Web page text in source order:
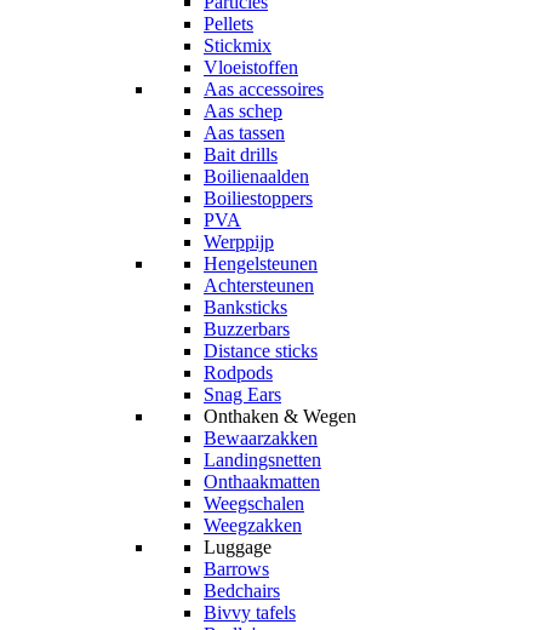
Pellets
Stickmix
Vloeistoffen
Aas accessoires
Aas schep
Aas tassen
Bait drills
Boilienaalden
Boiliestoppers
PVA
Werppijp
Hengelsteunen
Achtersteunen
Banksticks
Buzzerbars
Distance sticks
Rodpods
Snag Ears
Onthaken & Wegen
Bewaarzakken
Landingsnetten
Onthaakmatten
Weegschalen
Weegzakken
Luggage
Barrows
Bedchairs
Bivvy tafels